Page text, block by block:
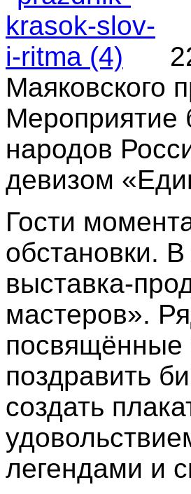
Маяковского
Мероприятие
народов
девизом
Гости
обстановки.
выставка‑
мастеров».
посвящённые
поздравить
создать
легендами и